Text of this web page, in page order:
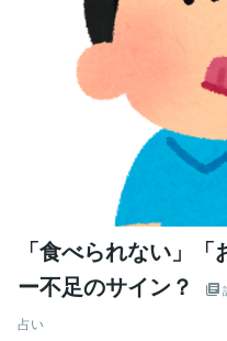
「食べられない」
ー不足のサイン？
占い